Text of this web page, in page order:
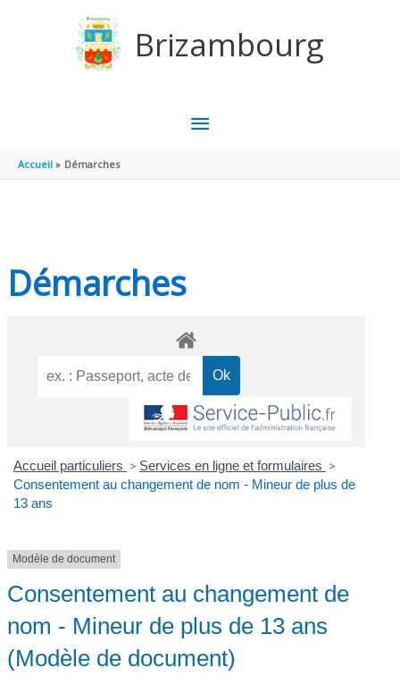
Brizambourg
MENU
Accueil Démarches
Démarches
Accueil particuliers > Services en ligne et formulaires >
Consentement au changement de nom - Mineur de plus de
13 ans
Modèle de document
Consentement au changement de
nom - Mineur de plus de 13 ans
(Modèle de document)